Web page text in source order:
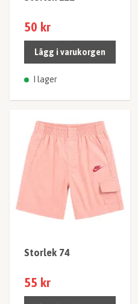
50 kr
Lägg i varukorgen
I lager
Storlek 74
55 kr